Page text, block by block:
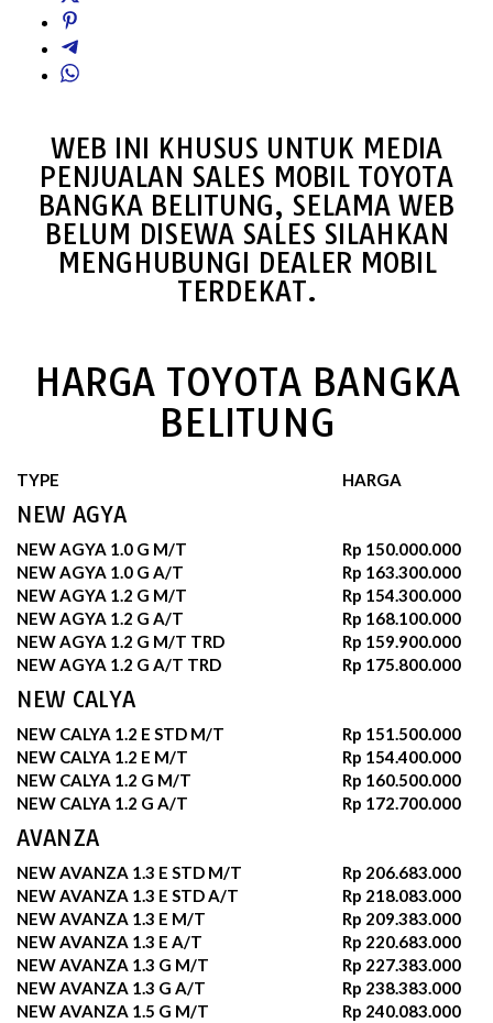
WEB INI KHUSUS UNTUK MEDIA
PENJUALAN SALES MOBIL TOYOTA
BANGKA BELITUNG, SELAMA WEB
BELUM DISEWA SALES SILAHKAN
MENGHUBUNGI DEALER MOBIL
TERDEKAT.
HARGA TOYOTA BANGKA
BELITUNG
TYPE HARGA
NEW AGYA
NEW AGYA 1.0 G M/T
Rp 150.000.000
NEW AGYA 1.0 G A/T
Rp 163.300.000
NEW AGYA 1.2 G M/T
Rp 154.300.000
NEW AGYA 1.2 G A/T
Rp 168.100.000
NEW AGYA 1.2 G M/T TRD
Rp 159.900.000
NEW AGYA 1.2 G A/T TRD
Rp 175.800.000
NEW CALYA
NEW CALYA 1.2 E STD M/T
Rp 151.500.000
NEW CALYA 1.2 E M/T
Rp 154.400.000
NEW CALYA 1.2 G M/T
Rp 160.500.000
NEW CALYA 1.2 G A/T
Rp 172.700.000
AVANZA
NEW AVANZA 1.3 E STD M/T
Rp 206.683.000
NEW AVANZA 1.3 E STD A/T
Rp 218.083.000
NEW AVANZA 1.3 E M/T
Rp 209.383.000
NEW AVANZA 1.3 E A/T
Rp 220.683.000
NEW AVANZA 1.3 G M/T
Rp 227.383.000
NEW AVANZA 1.3 G A/T
Rp 238.383.000
NEW AVANZA 1.5 G M/T
Rp 240.083.000